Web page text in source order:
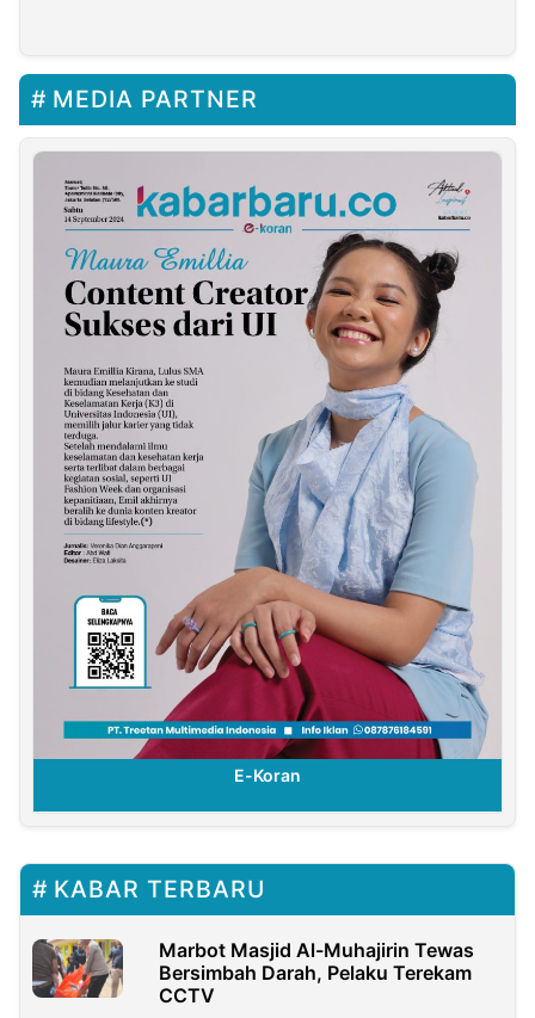
MEDIA PARTNER
E-Koran
KABAR TERBARU
Marbot Masjid Al-Muhajirin Tewas
Bersimbah Darah, Pelaku Terekam
CCTV